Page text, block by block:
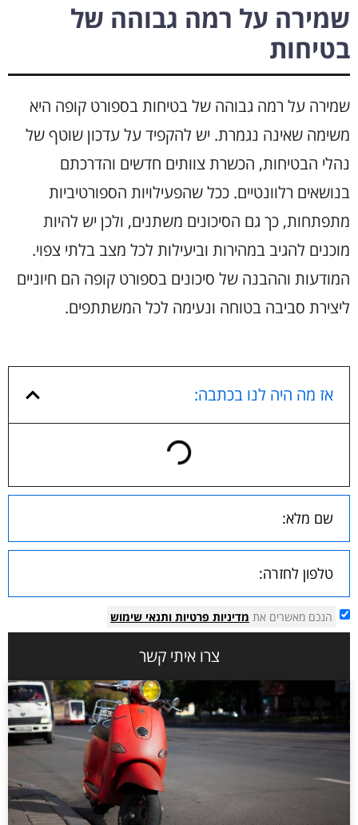
שמירה על רמה גבוהה של
בטיחות
שמירה על רמה גבוהה של בטיחות בספורט קופה היא
משימה שאינה נגמרת. יש להקפיד על עדכון שוטף של
נהלי הבטיחות, הכשרת צוותים חדשים והדרכתם
בנושאים רלוונטיים. ככל שהפעילויות הספורטיביות
מתפתחות, כך גם הסיכונים משתנים, ולכן יש להיות
מוכנים להגיב במהירות וביעילות לכל מצב בלתי צפוי.
המודעות וההבנה של סיכונים בספורט קופה הם חיוניים
ליצירת סביבה בטוחה ונעימה לכל המשתתפים.
אז מה היה לנו בכתבה:
הנכם מאשרים את מדיניות פרטיות ותנאי שימוש
צרו איתי קשר